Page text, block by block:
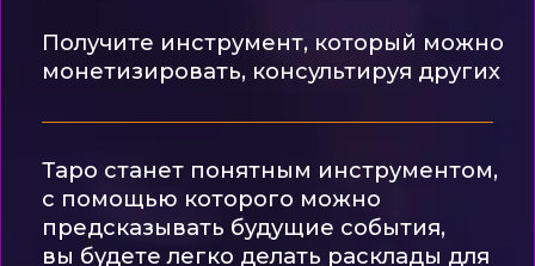
и разборы реальных
ситуаций
Таро Кроули: Старшие,
Арканы